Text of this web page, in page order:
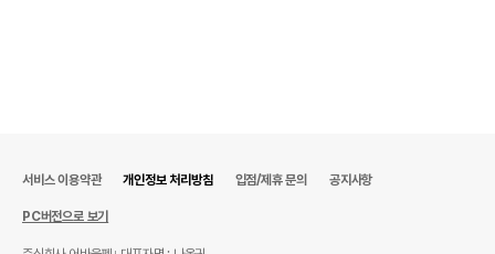
서비스 이용약관 개인정보 처리방침 입점/제휴 문의 공지사항
PC버전으로 보기